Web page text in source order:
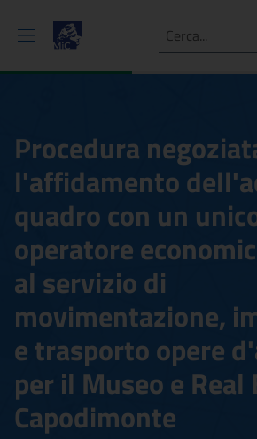
Ricerca
Procedura
l'affidamento
quadro con un
operatore
al servizio di
movimentazione,
e trasporto opere
per il Museo e Real
Capodimonte